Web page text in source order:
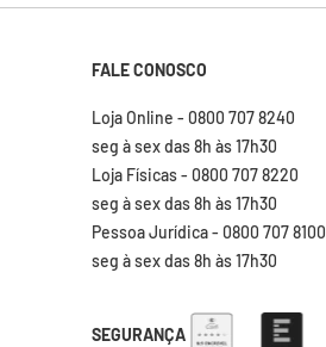
FALE CONOSCO
Loja Online - 0800 707 8240
seg à sex das 8h às 17h30
Loja Físicas - 0800 707 8220
seg à sex das 8h às 17h30
Pessoa Jurídica - 0800 707 8100
seg à sex das 8h às 17h30
SEGURANÇA